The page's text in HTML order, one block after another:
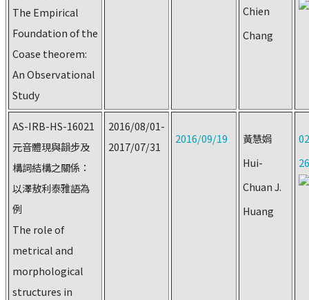
The Empirical
Foundation of the
Coase theorem:
An Observational
Study
Chien
Chang
AS-IRB-HS-16021
元音體現與韻步及
構詞結構之關係：
以澤敖利泰雅語為
例
The role of
metrical and
morphological
structures in
2016/08/01-
2017/07/31
2016/09/19
黃慧娟
Hui-
Chuan J.
Huang